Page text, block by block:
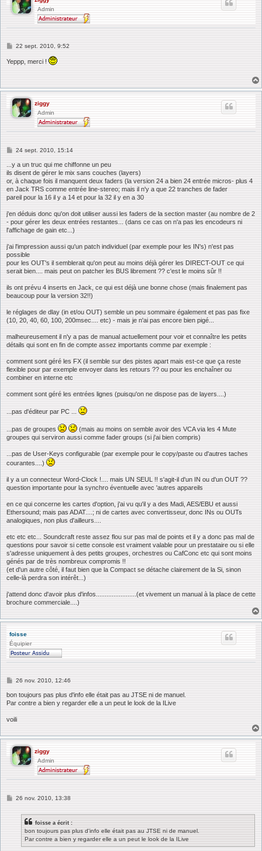
Admin
M
s
s
e
22 sept. 2010, 9:52
Yeppp, merci !
ziggy
Admin
M
s
s
a
g
e
24 sept. 2010, 15:14
...y a un truc qui me chiffonne un peu
ils disent de gérer le mix sans couches (layers)
or, à chaque fois il manquent deux faders (la version 24 a bien 24 entrée micros- plus 4
en Jack TRS comme entrée line-stereo; mais il n'y a que 22 tranches de fader
pareil pour la 16 il y a 14 et pour la 32 il y en a 30
j'en déduis donc qu'on doit utiliser aussi les faders de la section master (au nombre de 2
- pour gérer les deux entrées restantes... (dans ce cas on n'a pas les encodeurs ni
l'affichage de gain etc...)
j'ai l'impression aussi qu'un patch individuel (par exemple pour les IN's) n'est pas
possible
pour les OUT's il semblerait qu'on peut au moins déjà gérer les DIRECT-OUT ce qui
serait bien.... mais peut on patcher les BUS librement ?? c'est le moins sûr !!
ils ont prévu 4 inserts en Jack, ce qui est déjà une bonne chose (mais finalement pas
beaucoup pour la version 32!!)
le réglages de dlay (in et/ou OUT) semble un peu sommaire également et pas pas fixe
(10, 20, 40, 60, 100, 200msec.... etc) - mais je n'ai pas encore bien pigé...
malheureusement il n'y a pas de manual actuellement pour voir et connaître les petits
détails qui sont en fin de compte assez importants comme par exemple :
comment sont géré les FX (il semble sur des pistes apart mais est-ce que ça reste
flexible pour par exemple envoyer dans les retours ?? ou pour les enchaîner ou
combiner en interne etc
comment sont géré les entrées lignes (puisqu'on ne dispose pas de layers....)
...pas d'éditeur par PC ...
...pas de groupes
(mais au moins on semble avoir des VCA via les 4 Mute
groupes qui serviron aussi comme fader groups (si j'ai bien compris)
...pas de User-Keys configurable (par exemple pour le copy/paste ou d'autres taches
courantes....)
il y a un connecteur Word-Clock !.... mais UN SEUL !! s'agit-il d'un IN ou d'un OUT ??
question importante pour la synchro éventuelle avec 'autres appareils
en ce qui concerne les cartes d'option, j'ai vu qu'il y a des Madi, AES/EBU et aussi
Ethersound; mais pas ADAT....; ni de cartes avec convertisseur, donc INs ou OUTs
analogiques, non plus d'ailleurs....
etc etc etc... Soundcraft reste assez flou sur pas mal de points et il y a donc pas mal de
questions pour savoir si cette console est vraiment valable pour un prestataire ou si elle
s'adresse uniquement à des petits groupes, orchestres ou CafConc etc qui sont moins
génés par de très nombreux compromis !!
(et d'un autre côté, il faut bien que la Compact se détache clairement de la Si, sinon
celle-là perdra son intérêt...)
j'attend donc d'avoir plus d'infos.......................(et vivement un manual à la place de cette
brochure commerciale....)
foisse
Équipier
M
s
s
e
26 nov. 2010, 12:46
bon toujours pas plus d'info elle était pas au JTSE ni de manuel.
Par contre a bien y regarder elle a un peut le look de la ILive
voili
ziggy
Admin
M26 nov. 2010, 13:38
foisse a écrit :
bon toujours pas plus d'info elle était pas au JTSE ni de manuel.
Par contre a bien y regarder elle a un peut le look de la ILive